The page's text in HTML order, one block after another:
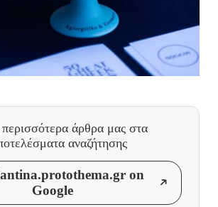
περισσότερα άρθρα μας στα
αναζήτησης
on
Google